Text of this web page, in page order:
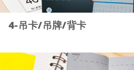
4-吊卡/吊牌/背卡